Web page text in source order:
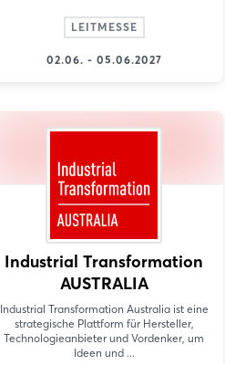
LEITMESSE
02.06. - 05.06.2027
Industrial Transformation
AUSTRALIA
Industrial Transformation Australia ist eine
strategische Plattform für Hersteller,
Technologieanbieter und Vordenker, um
Ideen und ...